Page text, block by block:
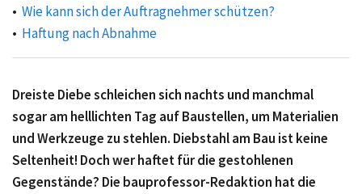
Wie kann sich der Auftragnehmer schützen?
Haftung nach Abnahme
Dreiste Diebe schleichen sich nachts und manchmal
sogar am helllichten Tag auf Baustellen, um Materialien
und Werkzeuge zu stehlen. Diebstahl am Bau ist keine
Seltenheit! Doch wer haftet für die gestohlenen
Gegenstände? Die bauprofessor-Redaktion hat die